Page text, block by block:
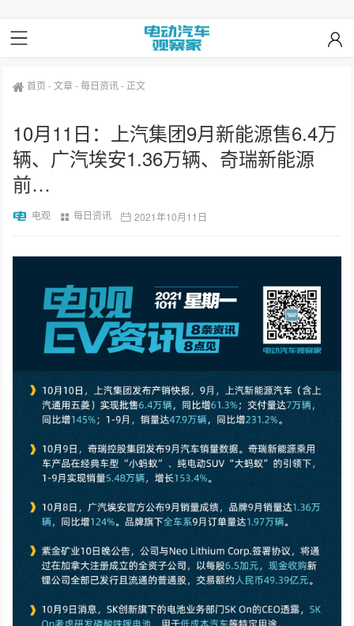
首页 -文章-每日资讯- 正文
10月11日：上汽集团9月新能源售6.4万
辆、广汽埃安1.36万辆、奇瑞新能源
前…
电观 每日资讯 2021年10月11日